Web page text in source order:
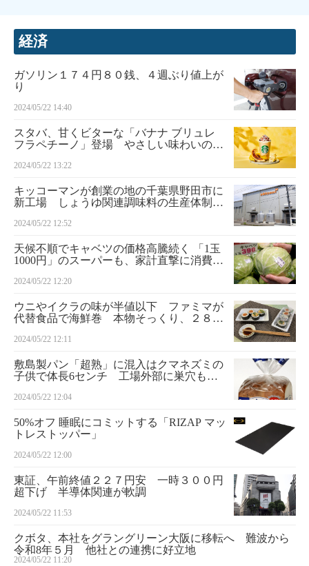
経済
ガソリン１７４円８０銭、４週ぶり値上が
り
2024/05/22 14:40
スタバ、甘くビターな「バナナ ブリュレ
フラペチーノ」登場 やさしい味わいの1
2024/05/22 13:22
キッコーマンが創業の地の千葉県野田市に
新工場 しょうゆ関連調味料の生産体制強
2024/05/22 12:52
天候不順でキャベツの価格高騰続く 「1玉
1000円」のスーパーも、家計直撃に消費者
2024/05/22 12:20
ウニやイクラの味が半値以下 ファミマが
代替食品で海鮮巻 本物そっくり、２８日
2024/05/22 12:11
敷島製パン「超熟」に混入はクマネズミの
子供で体長6センチ 工場外部に巣穴も発
2024/05/22 12:04
50%オフ 睡眠にコミットする「RIZAP マッ
トレストッパー」
2024/05/22 12:00
東証、午前終値２２７円安 一時３００円
超下げ 半導体関連が軟調
2024/05/22 11:53
クボタ、本社をグラングリーン大阪に移転へ 難波から
令和8年５月 他社との連携に好立地
2024/05/22 11:20